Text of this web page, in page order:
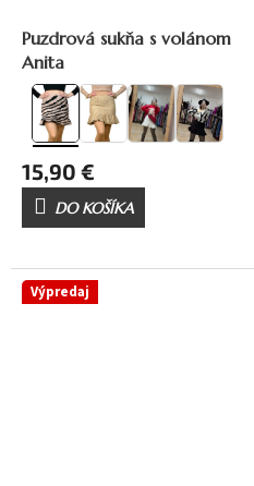
Puzdrová sukňa s volánom
Anita
15,90 €
DO KOŠÍKA
Výpredaj